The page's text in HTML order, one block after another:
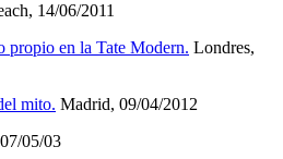
14/06/2011
propio en la Tate Modern. Londres,
mito. Madrid, 09/04/2012
05/03